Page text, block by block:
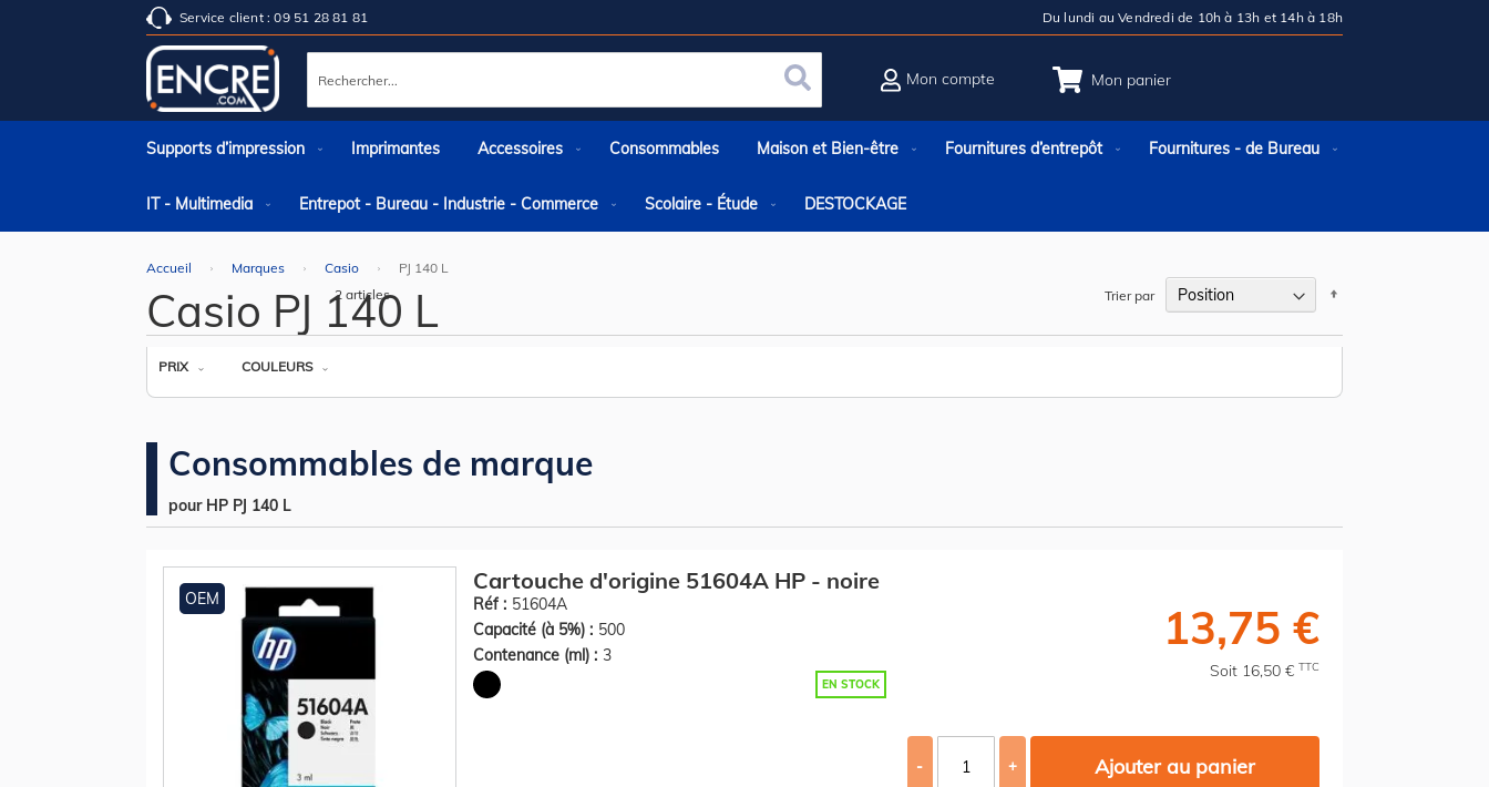
Service client : 09 51 28 81 81 Du lundi au Vendredi de 10h à 13h et 14h à 18h
Mon panier
Rechercher Rechercher
Mon compte
Supports d’impression Imprimantes Accessoires Consommables Maison et Bien-être Fournitures d’entrepôt Fournitures - de Bureau
IT - Multimedia Entrepot - Bureau - Industrie - Commerce Scolaire - Étude DESTOCKAGE
Accueil Marques Casio PJ 140 L
Casio PJ 140 L
PRIX COULEURS
2 articles Trier par
Consommables de marque
pour HP PJ 140 L
OEM
Cartouche d'origine 51604A HP - noire
Réf : 51604A
Capacité (à 5%) : 500
Contenance (ml) : 3
EN STOCK
13,75 €
Soit 16,50 € TTC
- + Ajouter au panier